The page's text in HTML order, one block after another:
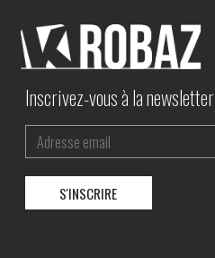
Inscrivez-vous à la newsletter